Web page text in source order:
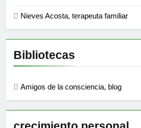
Nieves Acosta, terapeuta familiar
Bibliotecas
Amigos de la consciencia, blog